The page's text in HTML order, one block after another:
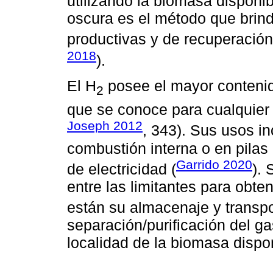
oscura es el método que
productivas y de
2018).
El H2 posee el mayor
que se conoce para
Joseph 2012, 343). Sus usos
combustión interna o en
de electricidad (Garrido 2020).
entre las limitantes para
están su almacenaje y
separación/purificación del
localidad de la biomasa